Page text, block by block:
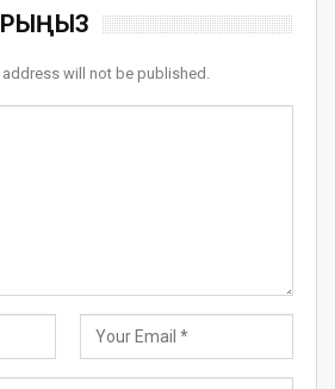
address will not be published.